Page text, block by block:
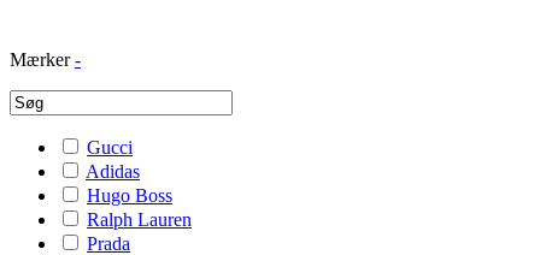
Mærker -
Gucci
Adidas
Hugo Boss
Ralph Lauren
Prada